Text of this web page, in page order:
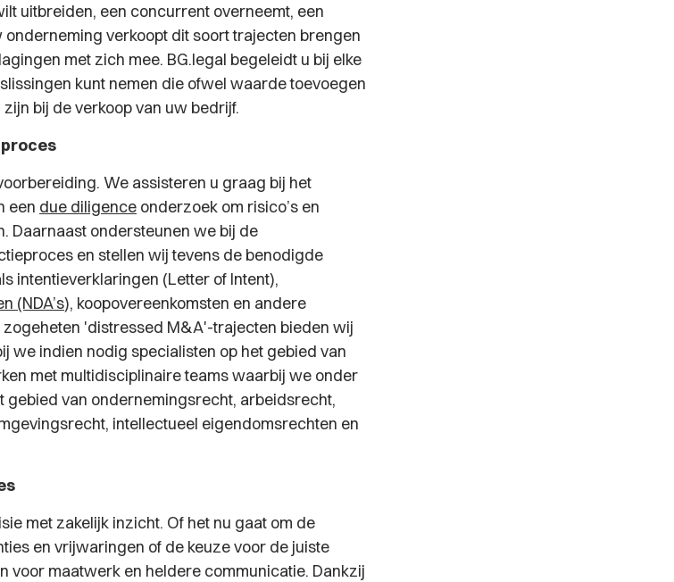
uitbreiden, een concurrent overneemt, een
verkoopt dit soort trajecten brengen
met zich mee. BG.legal begeleidt u bij elke
kunt nemen die ofwel waarde toevoegen
bij de verkoop van uw bedrijf.
proces
We assisteren u graag bij het
een due diligence onderzoek om risico’s en
Daarnaast ondersteunen we bij de
en stellen wij tevens de benodigde
intentieverklaringen (Letter of Intent),
(NDA’s), koopovereenkomsten en andere
'distressed M&A'-trajecten bieden wij
we indien nodig specialisten op het gebied van
met multidisciplinaire teams waarbij we onder
gebied van ondernemingsrecht, arbeidsrecht,
intellectueel eigendomsrechten en
met zakelijk inzicht. Of het nu gaat om de
en vrijwaringen of de keuze voor de juiste
voor maatwerk en heldere communicatie. Dankzij